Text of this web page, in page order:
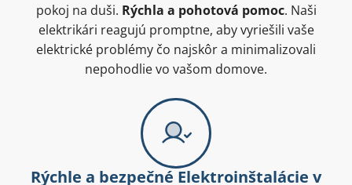
pokoj na duši. Rýchla a pohotová pomoc. Naši
elektrikári reagujú promptne, aby vyriešili vaše
elektrické problémy čo najskôr a minimalizovali
nepohodlie vo vašom domove.
Rýchle a bezpečné Elektroinštalácie v